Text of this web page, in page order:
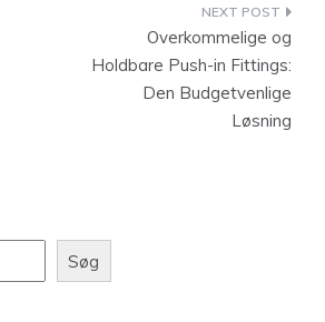
Overkommelige og
Holdbare Push-in Fittings:
Den Budgetvenlige
Løsning
Søg